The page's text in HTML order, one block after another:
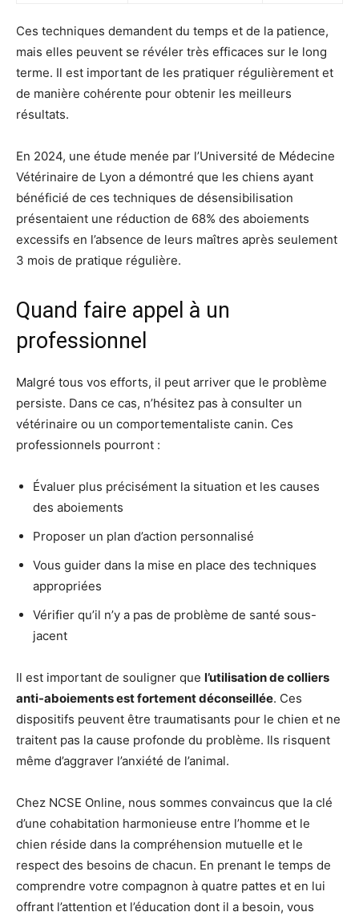
Ces techniques demandent du temps et de la patience,
mais elles peuvent se révéler très efficaces sur le long
terme. Il est important de les pratiquer régulièrement et
de manière cohérente pour obtenir les meilleurs
résultats.
En 2024, une étude menée par l’Université de Médecine
Vétérinaire de Lyon a démontré que les chiens ayant
bénéficié de ces techniques de désensibilisation
présentaient une réduction de 68% des aboiements
excessifs en l’absence de leurs maîtres après seulement
3 mois de pratique régulière.
Quand faire appel à un
professionnel
Malgré tous vos efforts, il peut arriver que le problème
persiste. Dans ce cas, n’hésitez pas à consulter un
vétérinaire ou un comportementaliste canin. Ces
professionnels pourront :
Évaluer plus précisément la situation et les causes
des aboiements
Proposer un plan d’action personnalisé
Vous guider dans la mise en place des techniques
appropriées
Vérifier qu’il n’y a pas de problème de santé sous-
jacent
Il est important de souligner que l’utilisation de colliers
anti-aboiements est fortement déconseillée. Ces
dispositifs peuvent être traumatisants pour le chien et ne
traitent pas la cause profonde du problème. Ils risquent
même d’aggraver l’anxiété de l’animal.
Chez NCSE Online, nous sommes convaincus que la clé
d’une cohabitation harmonieuse entre l’homme et le
chien réside dans la compréhension mutuelle et le
respect des besoins de chacun. En prenant le temps de
comprendre votre compagnon à quatre pattes et en lui
offrant l’attention et l’éducation dont il a besoin, vous